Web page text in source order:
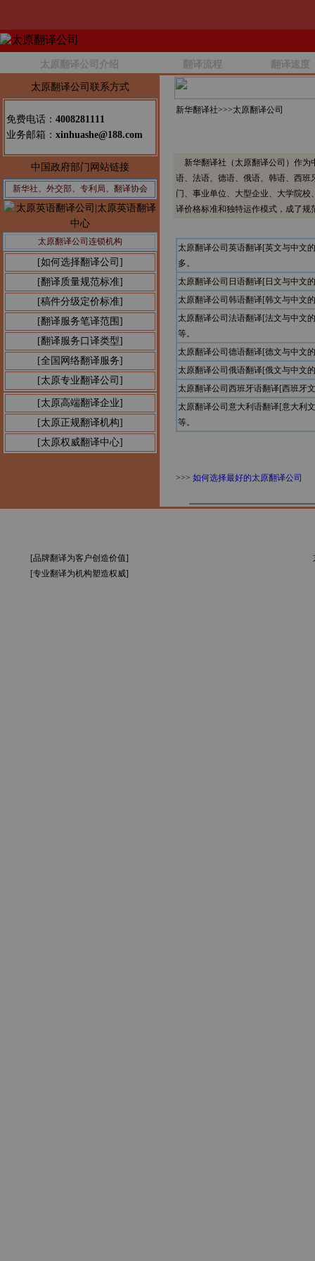
太原翻译公司介绍 翻译流程 翻译速度
太原翻译公司联系方式
免费电话： 4008281111
业务邮箱： xinhuashe@188.com
中国政府部门网站链接
新华社、外交部、专利局、翻译协会
太原翻译公司连锁机构
[如何选择翻译公司]
[翻译质量规范标准]
[稿件分级定价标准]
[翻译服务笔译范围]
[翻译服务口译类型]
[全国网络翻译服务]
[太原专业翻译公司]
[太原高端翻译企业]
[太原正规翻译机构]
[太原权威翻译中心]
新华翻译社>>>太原翻译公司
新华翻译社（太原翻译公司）作为
语、法语、德语、俄语、韩语、西
门、事业单位、大型企业、大学院
译价格标准和独特运作模式，成了
太原翻译公司英语翻译[英文与中文
多。
太原翻译公司日语翻译[日文与中文
太原翻译公司韩语翻译[韩文与中文
太原翻译公司法语翻译[法文与中文
等。
太原翻译公司德语翻译[德文与中文
太原翻译公司俄语翻译[俄文与中文
太原翻译公司西班牙语翻译[西班牙
太原翻译公司意大利语翻译[意大利
等。
>>> 如何选择最好的太原翻译公司
[品牌翻译为客户创造价值]
[专业翻译为机构塑造权威]